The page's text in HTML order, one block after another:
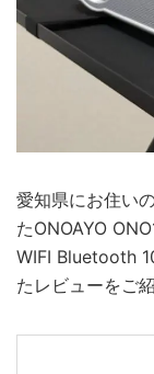
愛知県にお住い
たONOAYO
WIFI Bluetooth
たレビューをご